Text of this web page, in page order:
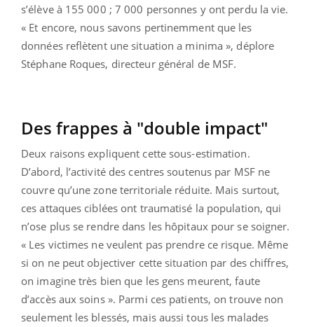
s’élève à 155 000 ; 7 000 personnes y ont perdu la vie.
« Et encore, nous savons pertinemment que les
données reflètent une situation a minima », déplore
Stéphane Roques, directeur général de MSF.
Des frappes à "double impact"
Deux raisons expliquent cette sous-estimation.
D’abord, l’activité des centres soutenus par MSF ne
couvre qu’une zone territoriale réduite. Mais surtout,
ces attaques ciblées ont traumatisé la population, qui
n’ose plus se rendre dans les hôpitaux pour se soigner.
« Les victimes ne veulent pas prendre ce risque. Même
si on ne peut objectiver cette situation par des chiffres,
on imagine très bien que les gens meurent, faute
d’accès aux soins ». Parmi ces patients, on trouve non
seulement les blessés, mais aussi tous les malades